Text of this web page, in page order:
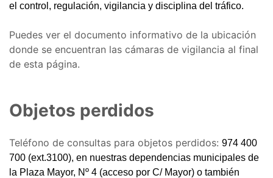
el control, regulación, vigilancia y disciplina del tráfico.
Puedes ver el documento informativo de la ubicación
donde se encuentran las cámaras de vigilancia al final
de esta página.
Objetos perdidos
Teléfono de consultas para objetos perdidos: 974 400
700 (ext.3100), en nuestras dependencias municipales de
la Plaza Mayor, Nº 4 (acceso por C/ Mayor) o también